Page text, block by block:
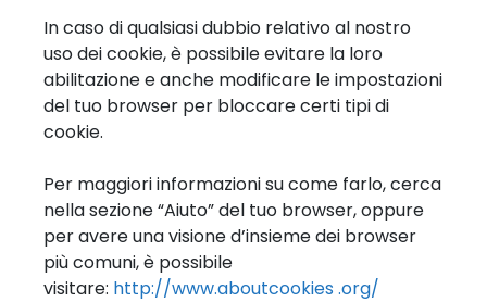
In caso di qualsiasi dubbio relativo al nostro
uso dei cookie, è possibile evitare la loro
abilitazione e anche modificare le impostazioni
del tuo browser per bloccare certi tipi di
cookie.
Per maggiori informazioni su come farlo, cerca
nella sezione “Aiuto” del tuo browser, oppure
per avere una visione d’insieme dei browser
più comuni, è possibile
visitare: http://www.aboutcookies .org/